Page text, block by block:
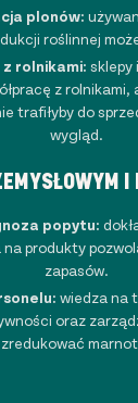
plonów:
roślinnej
rolnikami: sklepy
z
trafiłyby do
wygląd.
I
popytu:
produkty
zapasów.
wiedza na
oraz